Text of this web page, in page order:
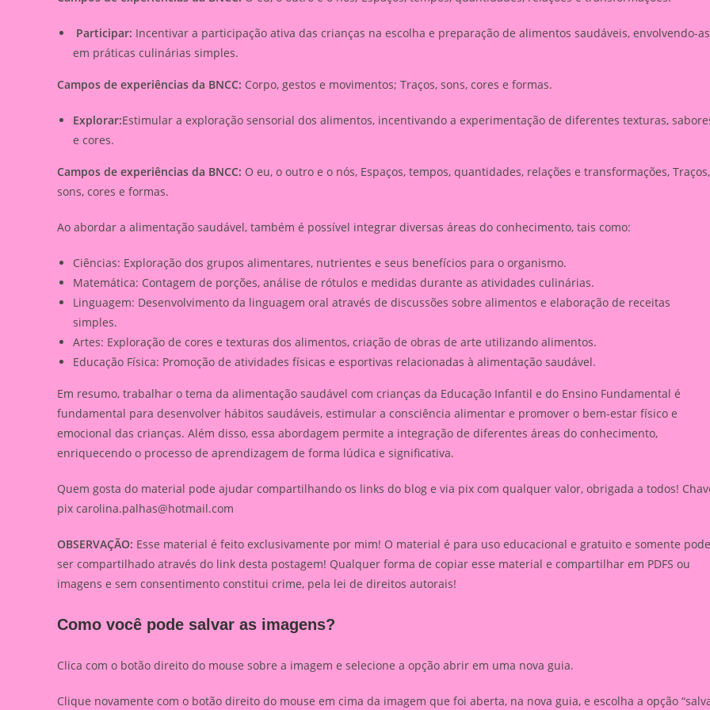
Participar: Incentivar a participação ativa das crianças na escolha e preparação de alimentos saudáveis, envolvendo-as
em práticas culinárias simples.
Campos de experiências da BNCC: Corpo, gestos e movimentos; Traços, sons, cores e formas.
Explorar:Estimular a exploração sensorial dos alimentos, incentivando a experimentação de diferentes texturas,
e cores.
Campos de experiências da BNCC: O eu, o outro e o nós, Espaços, tempos, quantidades, relações e transformações, Traços,
sons, cores e formas.
Ao abordar a alimentação saudável, também é possível integrar diversas áreas do conhecimento, tais como:
Ciências: Exploração dos grupos alimentares, nutrientes e seus benefícios para o organismo.
Matemática: Contagem de porções, análise de rótulos e medidas durante as atividades culinárias.
Linguagem: Desenvolvimento da linguagem oral através de discussões sobre alimentos e elaboração de receitas
simples.
Artes: Exploração de cores e texturas dos alimentos, criação de obras de arte utilizando alimentos.
Educação Física: Promoção de atividades físicas e esportivas relacionadas à alimentação saudável.
Em resumo, trabalhar o tema da alimentação saudável com crianças da Educação Infantil e do Ensino Fundamental é
fundamental para desenvolver hábitos saudáveis, estimular a consciência alimentar e promover o bem-estar físico e
emocional das crianças. Além disso, essa abordagem permite a integração de diferentes áreas do conhecimento,
enriquecendo o processo de aprendizagem de forma lúdica e significativa.
Quem gosta do material pode ajudar compartilhando os links do blog e via pix com qualquer valor, obrigada a todos!
pix carolina.palhas@hotmail.com
OBSERVAÇÃO: Esse material é feito exclusivamente por mim! O material é para uso educacional e gratuito e somente pode
ser compartilhado através do link desta postagem! Qualquer forma de copiar esse material e compartilhar em PDFS ou
imagens e sem consentimento constitui crime, pela lei de direitos autorais!
Como você pode salvar as imagens?
Clica com o botão direito do mouse sobre a imagem e selecione a opção abrir em uma nova guia.
Clique novamente com o botão direito do mouse em cima da imagem que foi aberta, na nova guia, e escolha a opção